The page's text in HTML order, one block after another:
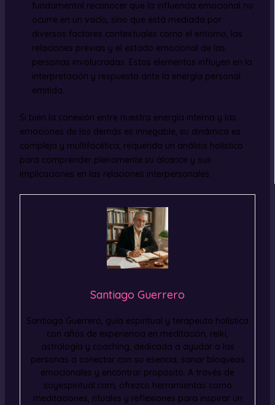
fundamental reconocer que la influencia emocional no
ocurre en un vacío, sino que está mediada por
diversos factores contextuales como el entorno, las
relaciones previas y el estado emocional de las
personas involucradas. Estos elementos influyen en la
interpretación y respuesta ante la energía personal
emitida.
Si bien la conexión entre nuestra energía interna y las
emociones de los demás es innegable, su dinámica es
compleja y multifacética, requerida un análisis holístico
para comprender plenamente su alcance y sus
implicaciones en las relaciones interpersonales.
Santiago Guerrero
Santiago Guerrero, guía espiritual y terapeuta holística
con años de experiencia en meditación, reiki,
astrología y coaching, dedicada a ayudar a las
personas a conectar con su esencia, sanar bloqueos
emocionales y encontrar propósito. A través de
soyespiritual.com, ofrezco herramientas como
meditaciones, rituales y reflexiones para inspirar un